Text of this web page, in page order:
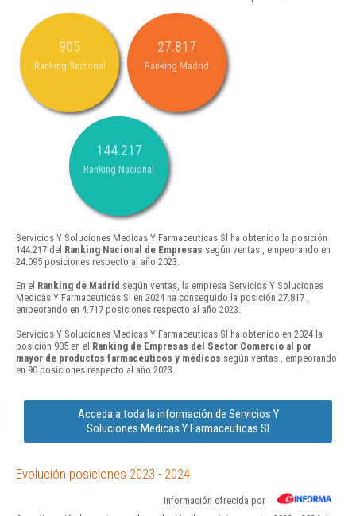
905
Ranking Sectorial
27.817
Ranking Madrid
144.217
Ranking Nacional
Servicios Y Soluciones Medicas Y Farmaceuticas Sl ha obtenido la posición
144.217 del Ranking Nacional de Empresas según ventas , empeorando en
24.095 posiciones respecto al año 2023.
En el Ranking de Madrid según ventas, la empresa Servicios Y Soluciones
Medicas Y Farmaceuticas Sl en 2024 ha conseguido la posición 27.817 ,
empeorando en 4.717 posiciones respecto al año 2023.
Servicios Y Soluciones Medicas Y Farmaceuticas Sl ha obtenido en 2024 la
posición 905 en el Ranking de Empresas del Sector Comercio al por
mayor de productos farmacéuticos y médicos según ventas , empeorando
en 90 posiciones respecto al año 2023.
Acceda a toda la información de Servicios Y
Soluciones Medicas Y Farmaceuticas Sl
Evolución posiciones 2023 - 2024
Información ofrecida por